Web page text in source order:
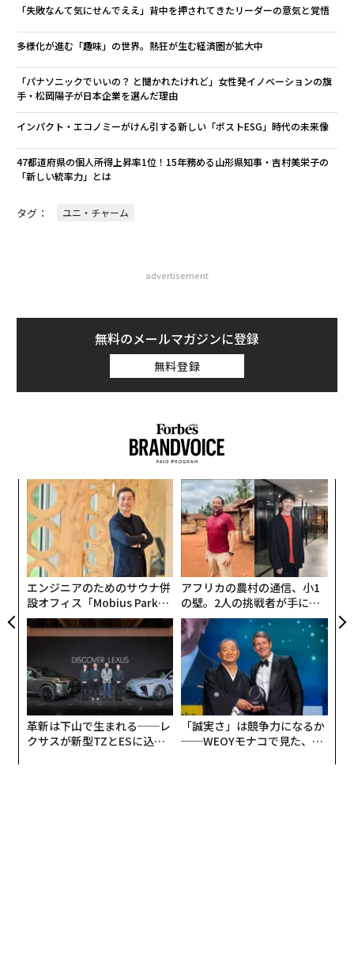
「失敗なんて気にせんでええ」背中を押されてきたリーダーの意気と覚悟
多様化が進む「趣味」の世界。熱狂が生む経済圏が拡大中
「パナソニックでいいの？ と聞かれたけれど」女性発イノベーションの旗
手・松岡陽子が日本企業を選んだ理由
インパクト・エコノミーがけん引する新しい「ポストESG」時代の未来像
47都道府県の個人所得上昇率1位！15年務める山形県知事・吉村美栄子の
「新しい統率力」とは
タグ： ユニ・チャーム
advertisement
無料のメールマガジンに登録
無料登録
エンジニアのためのサウナ併
設オフィス「Mobius Park」
がオープン──タマディック
が健康経営を徹底する理由
アフリカの農村の通信、小1
の壁。2人の挑戦者が手にし
た「次なる武器」
革新は下山で生まれる──レ
クサスが新型TZとESに込め
「誠実さ」は競争力になるか
──WEOYモナコで見た、く